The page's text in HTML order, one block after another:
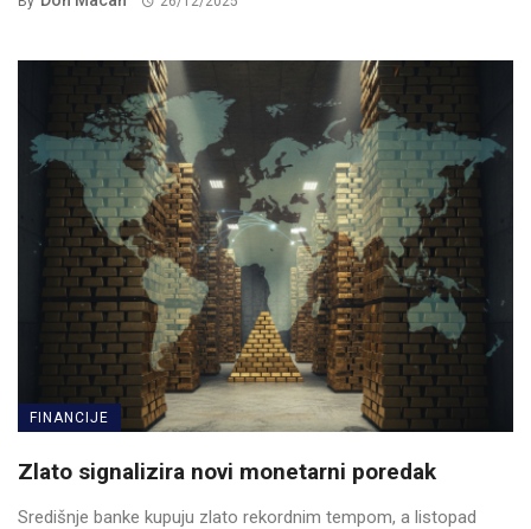
FINANCIJE
Zlato signalizira novi monetarni poredak
Središnje banke kupuju zlato rekordnim tempom, a listopad